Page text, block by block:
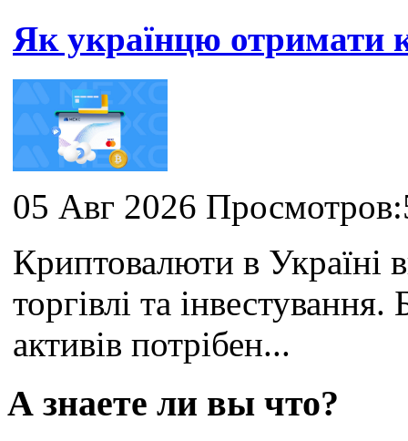
Як українцю отримати
05 Авг 2026
Криптовалюти в Україні
торгівлі та
активів потрібен...
А знаете ли вы что?